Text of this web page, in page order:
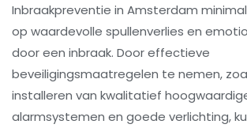
Inbraakpreventie in Amsterdam
op waardevolle spullenverlies en
door een inbraak. Door effectieve
beveiligingsmaatregelen te nemen,
installeren van kwalitatief
alarmsystemen en goede verlichting,